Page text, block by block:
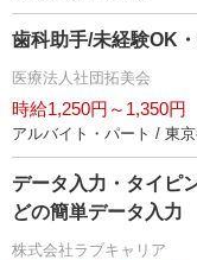
歯科助手/未経験OK
医療法人社団拓美会
時給1,250円～1,350円
アルバイト・パート / 東
データ入力・タイピ
どの簡単データ入力
株式会社ラブキャリア